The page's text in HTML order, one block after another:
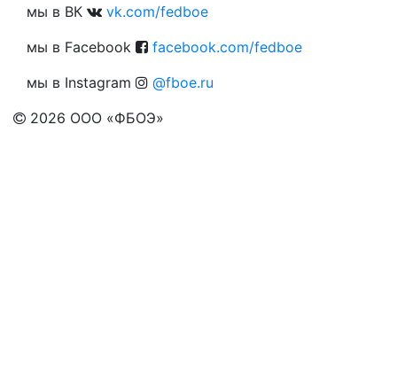
мы в ВК
vk.com/fedboe
мы в Facebook
facebook.com/fedboe
мы в Instagram
@fboe.ru
2026 ООО «ФБОЭ»